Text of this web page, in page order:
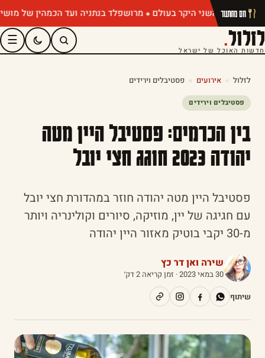
מרושפלד בנתניה ועד הכמהין של מושיק חם מהתנור
לזלול.
חדשות האוכל של ישראל
☰
לזלול » אירועים » פסטיבלים וירידים
פסטיבלים וירידים
בין הכרמים: פסטיבל היין מטה
יהודה 2023 חוגג חצי יובל
פסטיבל היין מטה יהודה חוזר במהדורת חצי יובל
עם חגיגה של יין, מוזיקה, סיורים וקולינריה ויותר
מ-30 יקבי בוטיק מאזור היין יהודה
שירה ואן דר כץ
30 במאי 2023
· זמן קריאה 2 דק׳
שיתוף